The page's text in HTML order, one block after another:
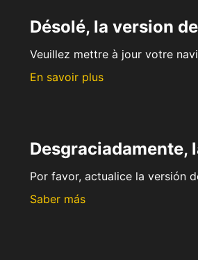
Désolé, la version
Veuillez mettre à jour votre
En savoir plus
Desgraciadamente,
Por favor, actualice la versión
Saber más